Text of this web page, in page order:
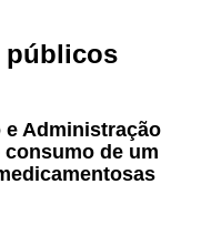
públicos
Administração
consumo de um